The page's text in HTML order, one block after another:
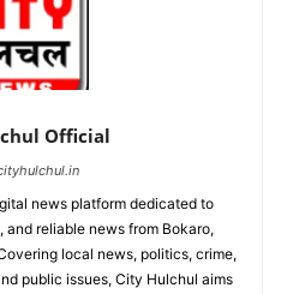
Official
news platform dedicated to
reliable news from Bokaro,
local news, politics, crime,
public issues, City Hulchul aims